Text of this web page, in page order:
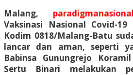
Malang,
Vaksinasi Nasional Covid-
Kodim 0818/Malang-Batu
lancar dan aman, seperti
Babinsa Gunungrejo
Sertu Binari melakukan